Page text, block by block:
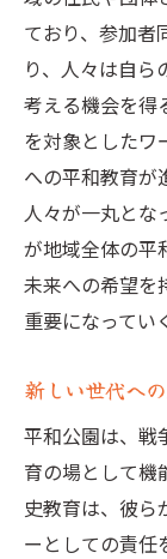
コミ
平和
平和公
未来
環境
技術
次世
持続
ており、参加者
り、人々は自ら
考える機会を得
を対象としたワ
への平和教育が
人々が一丸とな
が地域全体の平
未来への希望を
重要になってい
新しい世代へ
平和公園は、戦
育の場として機
史教育は、彼ら
ーとしての責任